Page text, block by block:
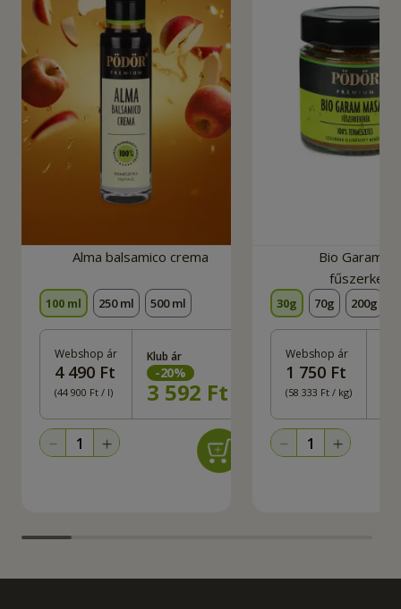
Alma balsamico crema
100 ml 250 ml 500 ml
Webshop ár
4 490 Ft
(44 900 Ft / l)
Klub ár
-20%
3 592 Ft
Bio Garam
30g 70g 200g
Webshop ár
1 750 Ft
(58 333 Ft / kg)